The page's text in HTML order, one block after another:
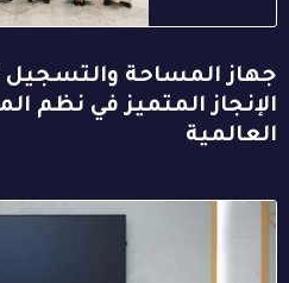
جهاز المساحة والتسجيل
الإنجاز المتميز في نظم
العالمية